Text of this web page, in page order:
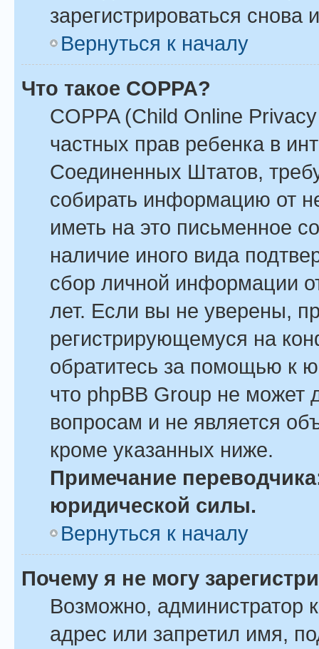
зарегистрироваться снова
Вернуться к началу
Что такое COPPA?
COPPA (Child Online
частных прав ребенка в
Соединенных Штатов,
собирать информацию от
иметь на это письменное
наличие иного вида
сбор личной информации
лет. Если вы не уверены,
регистрирующемуся на
обратитесь за помощью к
что phpBB Group не может
вопросам и не является
кроме указанных ниже.
Примечание
юридической силы.
Вернуться к началу
Почему я не могу
Возможно, администратор
адрес или запретил имя,